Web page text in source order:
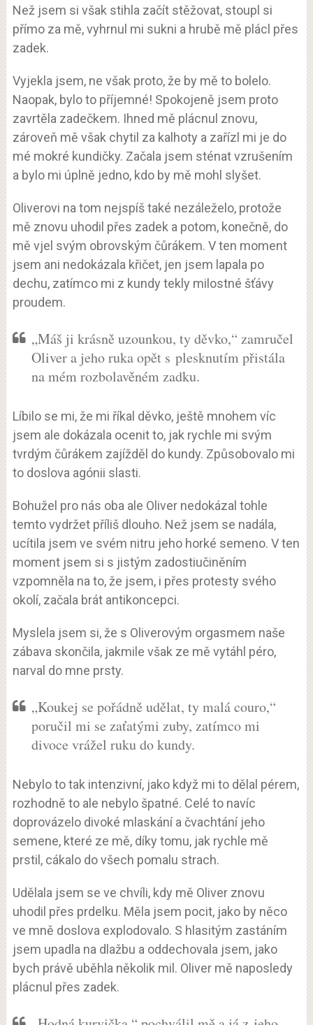
Než jsem si však stihla začít stěžovat, stoupl si
přímo za mě, vyhrnul mi sukni a hrubě mě plácl přes
zadek.
Vyjekla jsem, ne však proto, že by mě to bolelo.
Naopak, bylo to příjemné! Spokojeně jsem proto
zavrtěla zadečkem. Ihned mě plácnul znovu,
zároveň mě však chytil za kalhoty a zařízl mi je do
mé mokré kundičky. Začala jsem sténat vzrušením
a bylo mi úplně jedno, kdo by mě mohl slyšet.
Oliverovi na tom nejspíš také nezáleželo, protože
mě znovu uhodil přes zadek a potom, konečně, do
mě vjel svým obrovským čůrákem. V ten moment
jsem ani nedokázala křičet, jen jsem lapala po
dechu, zatímco mi z kundy tekly milostné šťávy
proudem.
„Máš ji krásně uzounkou, ty děvko,“ zamručel
Oliver a jeho ruka opět s plesknutím přistála
na mém rozbolavěném zadku.
Líbilo se mi, že mi říkal děvko, ještě mnohem víc
jsem ale dokázala ocenit to, jak rychle mi svým
tvrdým čůrákem zajížděl do kundy. Způsobovalo mi
to doslova agónii slasti.
Bohužel pro nás oba ale Oliver nedokázal tohle
temto vydržet příliš dlouho. Než jsem se nadála,
ucítila jsem ve svém nitru jeho horké semeno. V ten
moment jsem si s jistým zadostiučiněním
vzpomněla na to, že jsem, i přes protesty svého
okolí, začala brát antikoncepci.
Myslela jsem si, že s Oliverovým orgasmem naše
zábava skončila, jakmile však ze mě vytáhl péro,
narval do mne prsty.
„Koukej se pořádně udělat, ty malá couro,“
poručil mi se zaťatými zuby, zatímco mi
divoce vrážel ruku do kundy.
Nebylo to tak intenzivní, jako když mi to dělal pérem,
rozhodně to ale nebylo špatné. Celé to navíc
doprovázelo divoké mlaskání a čvachtání jeho
semene, které ze mě, díky tomu, jak rychle mě
prstil, cákalo do všech pomalu strach.
Udělala jsem se ve chvíli, kdy mě Oliver znovu
uhodil přes prdelku. Měla jsem pocit, jako by něco
ve mně doslova explodovalo. S hlasitým zastáním
jsem upadla na dlažbu a oddechovala jsem, jako
bych právě uběhla několik mil. Oliver mě naposledy
plácnul přes zadek.